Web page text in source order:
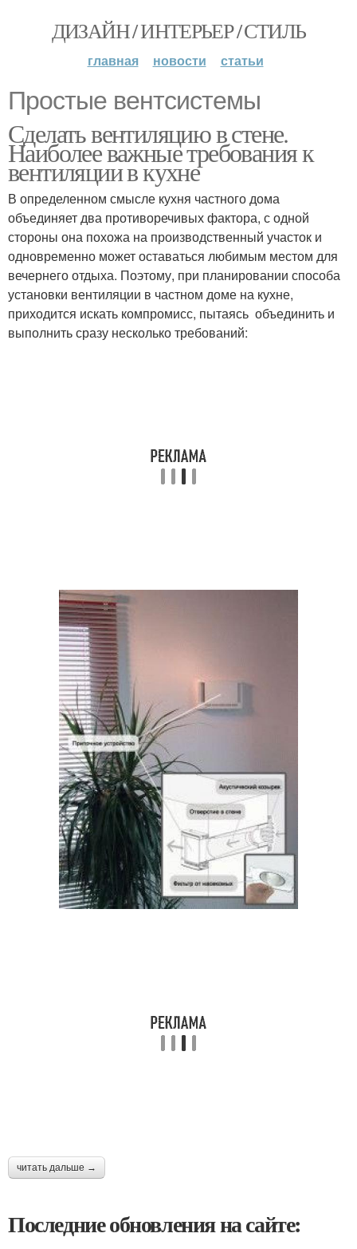
ДИЗАЙН / ИНТЕРЬЕР / СТИЛЬ
главная новости статьи
Простые вентсистемы
Сделать вентиляцию в стене.
Наиболее важные требования к
вентиляции в кухне
В определенном смысле кухня частного дома
объединяет два противоречивых фактора, с одной
стороны она похожа на производственный участок и
одновременно может оставаться любимым местом для
вечернего отдыха. Поэтому, при планировании способа
установки вентиляции в частном доме на кухне,
приходится искать компромисс, пытаясь объединить и
выполнить сразу несколько требований:
читать дальше →
Последние обновления на сайте: